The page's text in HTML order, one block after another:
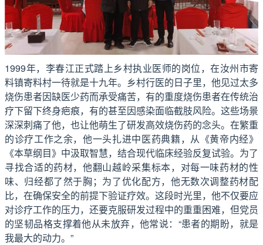
1999年，李春江正式踏上乡村执业医师的岗位，在汝州市寄
料镇寄料村一待就是十九年。乡村行医的日子里，他见过太多
烧伤患者因缺医少药而承受痛苦，有的重度烧伤患者在传统治
疗下留下终身疤痕，有的甚至因感染面临截肢风险。这些场景
深深刺痛了他，也让他萌生了研发高效烧伤药的念头。在繁重
的诊疗工作之余，他一头扎进中医药典籍，从《黄帝内经》
《本草纲目》中汲取智慧，结合现代临床经验反复试验。为了
寻找合适的药材，他翻山越岭采集标本，对每一味药材的性
味、归经都了然于胸；为了优化配方，他无数次调整药材配
比，在确保安全的前提下验证疗效。这段时光里，他不仅要应
对诊疗工作的压力，还要克服研发过程中的重重困难，但党员
的坚韧品格支撑着他从未放弃，他常说：“患者的期盼，就是
我最大的动力。”